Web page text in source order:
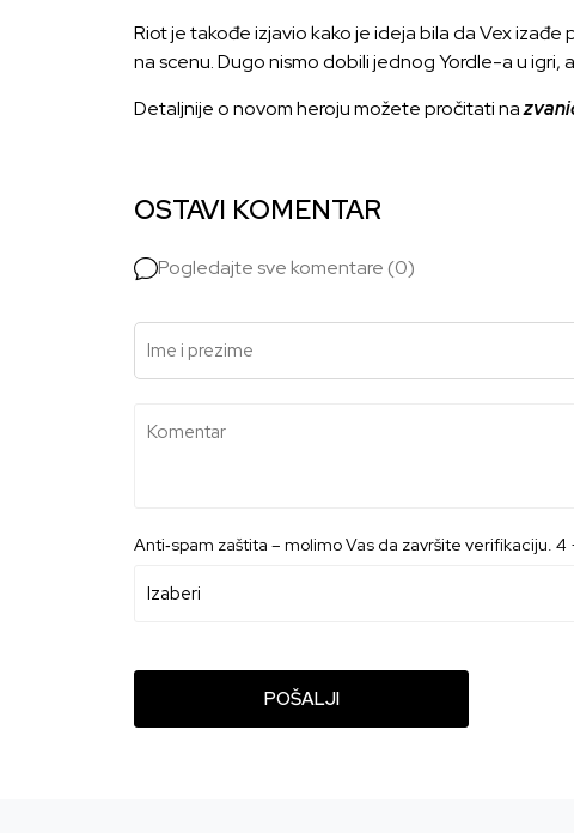
Riot je takođe izjavio kako je ideja bila da Vex
na scenu. Dugo nismo dobili jednog Yordle-a u igri,
Detaljnije o novom heroju možete pročitati na
OSTAVI KOMENTAR
Pogledajte sve komentare (0)
Ime i prezime
Komentar
Anti‑spam zaštita – molimo Vas da završite verifikaciju. 4
POŠALJI